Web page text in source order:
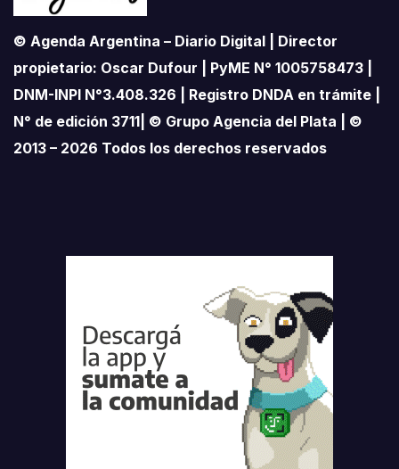
© Agenda Argentina – Diario Digital | Director
propietario: Oscar Dufour | PyME N° 1005758473 |
DNM-INPI N°3.408.326 | Registro DNDA en trámite |
N° de edición 3711| © Grupo Agencia del Plata | ©
2013 – 2026 Todos los derechos reservados